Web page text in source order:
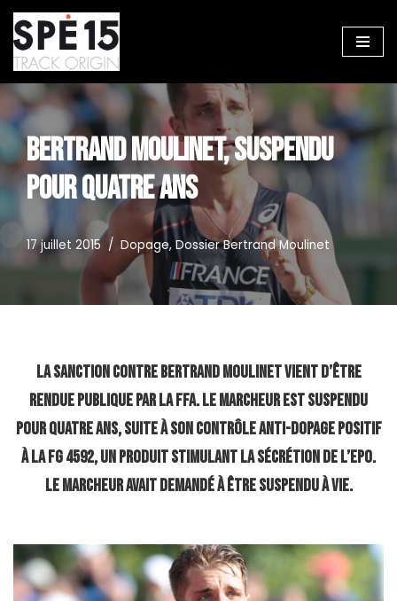
Aller
au
contenu
BERTRAND MOULINET, SUSPENDU
POUR QUATRE ANS
17 juillet 2015 Dopage,Dossier Bertrand Moulinet
La sanction contre Bertrand Moulinet vient d’être
rendue publique par la FFA. Le marcheur est suspendu
pour quatre ans, suite à son contrôle anti-dopage positif
à la FG 4592, un produit stimulant la sécrétion de l’EPO.
Le marcheur avait demandé à être suspendu à vie.